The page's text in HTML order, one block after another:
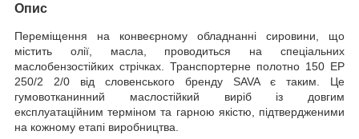
Опис
Переміщення на конвеєрному обладнанні сировини, що
містить олії, масла, проводиться на спеціальних
маслобензостійких стрічках. Транспортерне полотно 150 EP
250/2 2/0 від словенського бренду SAVA є таким. Це
гумовотканинний маслостійкий виріб із довгим
експлуатаційним терміном та гарною якістю, підтвердженими
на кожному етапі виробництва.